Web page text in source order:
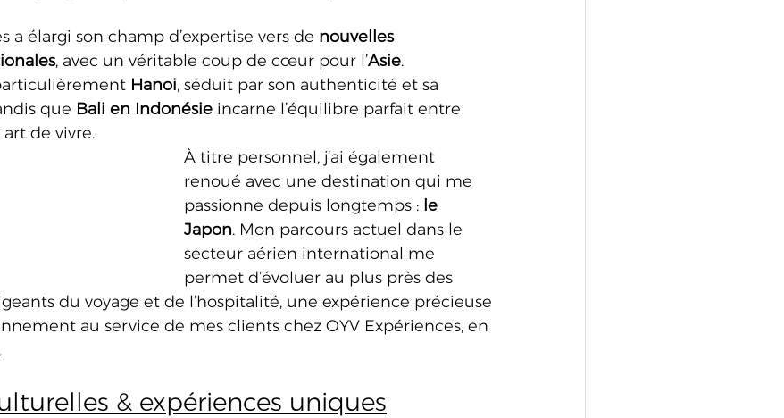
a élargi son champ d’expertise vers de nouvelles
, avec un véritable coup de cœur pour l’Asie.
Hanoi, séduit par son authenticité et sa
que Bali en Indonésie incarne l’équilibre parfait entre
de vivre.
À titre personnel, j’ai également
renoué avec une destination qui me
passionne depuis longtemps : le
Japon. Mon parcours actuel dans le
secteur aérien international me
permet d’évoluer au plus près des
du voyage et de l’hospitalité, une expérience précieuse
au service de mes clients chez OYV Expériences, en
& expériences uniques